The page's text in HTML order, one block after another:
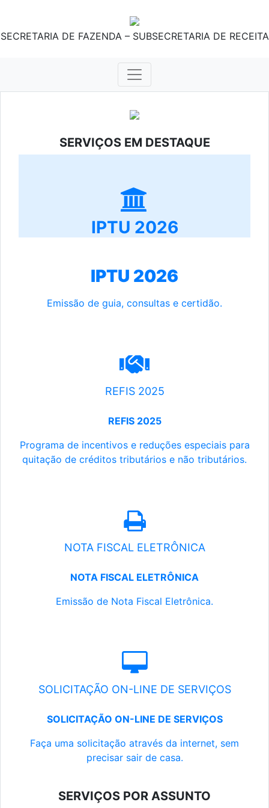
SECRETARIA DE FAZENDA – SUBSECRETARIA DE RECEITA
SERVIÇOS EM DESTAQUE
IPTU 2026
IPTU 2026
Emissão de guia, consultas e certidão.
REFIS 2025
REFIS 2025
Programa de incentivos e reduções especiais para
quitação de créditos tributários e não tributários.
NOTA FISCAL ELETRÔNICA
NOTA FISCAL ELETRÔNICA
Emissão de Nota Fiscal Eletrônica.
SOLICITAÇÃO ON-LINE DE SERVIÇOS
SOLICITAÇÃO ON-LINE DE SERVIÇOS
Faça uma solicitação através da internet, sem
precisar sair de casa.
SERVIÇOS POR ASSUNTO